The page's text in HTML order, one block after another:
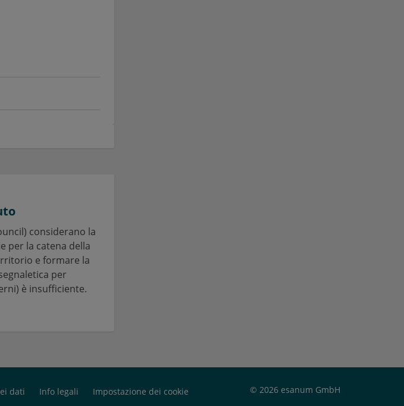
considerano la
per la catena della
e formare la
per
è insufficiente.
dati Info legali Impostazione dei cookie © 2026 esanum GmbH